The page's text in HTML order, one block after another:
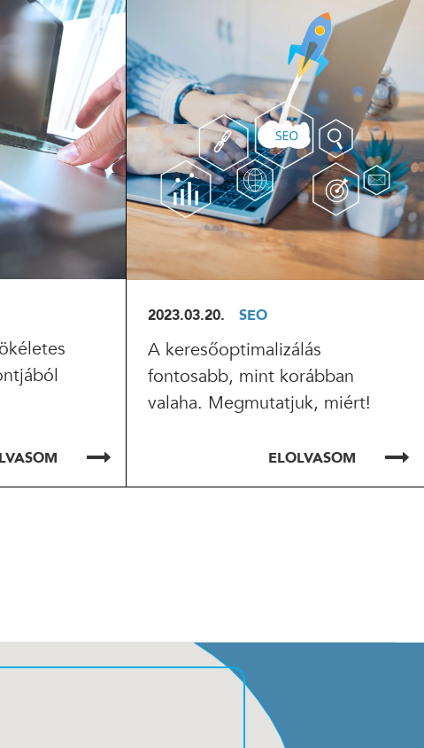
ELOLVASOM
2023.03.20. SEO
A keresőoptimalizálás
fontosabb, mint korábban
valaha. Megmutatjuk, miért!
ELOLVASOM